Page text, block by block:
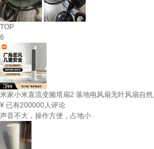
TOP
6
米家小米直流变频塔扇2 落地电风扇无叶风扇自
¥ 已有200000人评论
声音不大，操作方便，占地小